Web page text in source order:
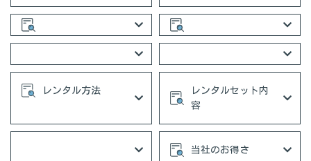
レンタル方法
レンタルセット内
容
当社のお得さ